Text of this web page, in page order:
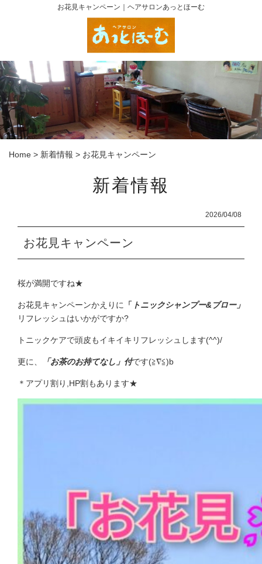
お花見キャンペーン｜ヘアサロンあっとほーむ
Home > 新着情報 > お花見キャンペーン
新着情報
2026/04/08
お花見キャンペーン
桜が満開ですね★
お花見キャンペーンかえりに 「 トニックシャンプー&ブロー」
リフレッシュはいかがですか?
トニックケアで頭皮もイキイキリフレッシュします(^^)/
更に、 「お茶のお持てなし」付です(≧∇≦)b
＊アプリ割り,HP割もあります★